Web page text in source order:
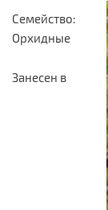
Семейство:
Орхидные
Занесен в